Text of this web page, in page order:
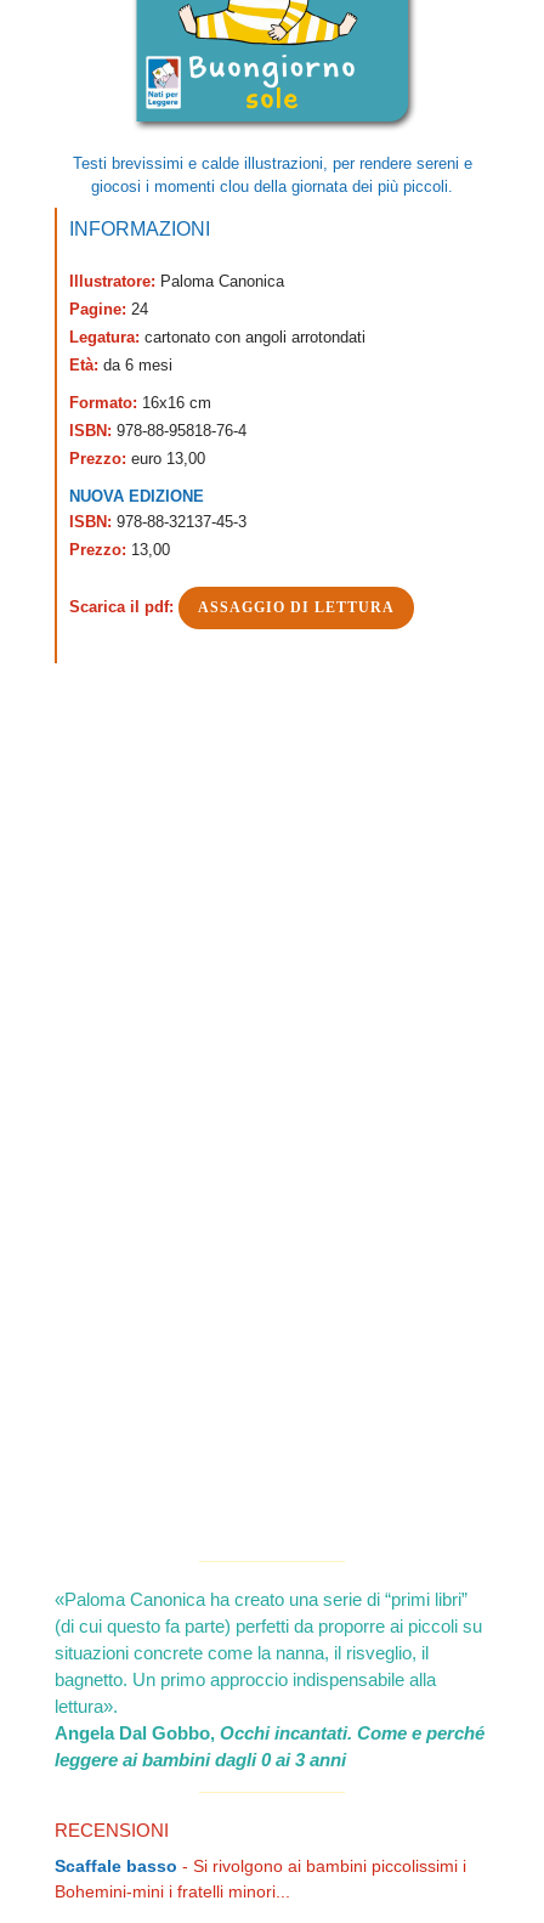
Testi brevissimi e calde illustrazioni, per rendere sereni e
giocosi i momenti clou della giornata dei più piccoli.
INFORMAZIONI
Illustratore: Paloma Canonica
Pagine: 24
Legatura: cartonato con angoli arrotondati
Età: da 6 mesi
Formato: 16x16 cm
ISBN: 978-88-95818-76-4
Prezzo: euro 13,00
NUOVA EDIZIONE
ISBN: 978-88-32137-45-3
Prezzo: 13,00
Scarica il pdf: ASSAGGIO DI LETTURA
«Paloma Canonica ha creato una serie di “primi libri”
(di cui questo fa parte) perfetti da proporre ai piccoli su
situazioni concrete come la nanna, il risveglio, il
bagnetto. Un primo approccio indispensabile alla
lettura».
Angela Dal Gobbo, Occhi incantati. Come e perché
leggere ai bambini dagli 0 ai 3 anni
RECENSIONI
Scaffale basso - Si rivolgono ai bambini piccolissimi i
Bohemini-mini i fratelli minori...